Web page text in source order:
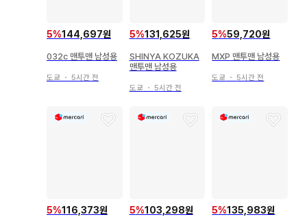
5%144,697원
032c 맨투맨 남성용
도쿄 ・ 5시간 전
5%131,625원
SHINYA KOZUKA
맨투맨 남성용
도쿄 ・ 5시간 전
5%59,720원
MXP 맨투맨 남성용
도쿄 ・5시간 전
5%116,373원 5%103,298원 5%135,983원